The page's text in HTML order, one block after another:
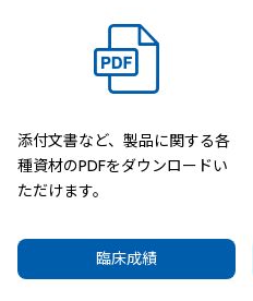
添付文書など、製品に関する各
種資材のPDFをダウンロードい
ただけます。
臨床成績